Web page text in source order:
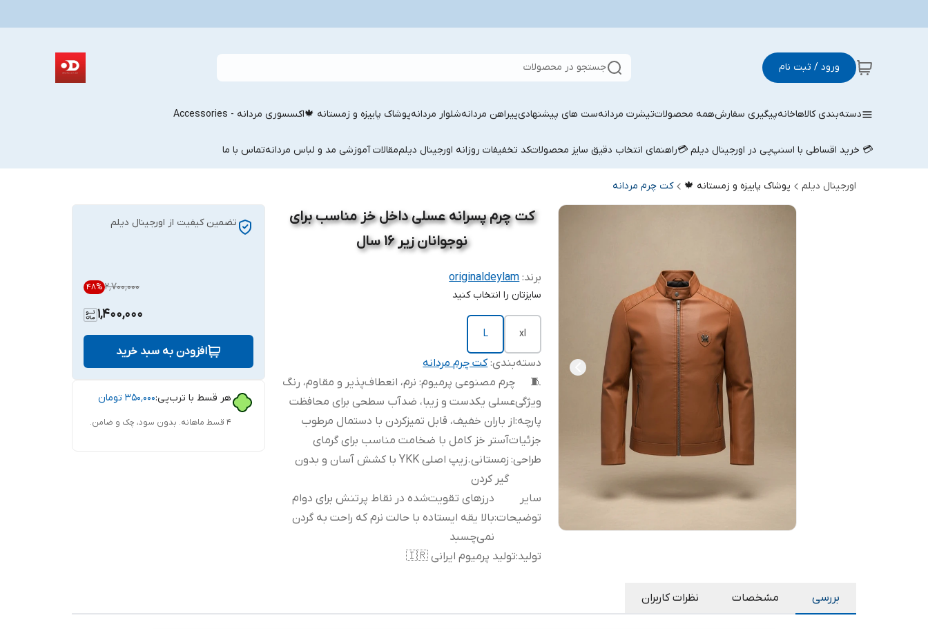
ورود / ثبت نام جستجو در محصولات
دسته‌بندی کالاهاخانهپیگیری سفارشهمه محصولاتتیشرت مردانهست های پیشنهادیپیراهن مردانهشلوار مردانهپوشاک پاییزه و زمستانه 🍁اکسسوری مردانه - Accessories
💳 خرید اقساطی با اسنپ‌پی در اورجینال دیلم 💳راهنمای انتخاب دقیق سایز محصولاتکد تخفیفات روزانه اورجینال دیلممقالات آموزشی مد و لباس مردانهتماس با ما
اورجینال دیلم پوشاک پاییزه و زمستانه 🍁 کت چرم مردانه
کت چرم پسرانه عسلی داخل خز مناسب برای
نوجوانان زیر 16 سال
برند: originaldeylam
سایزتان را انتخاب کنید
xl
L
دسته‌بندی:کت چرم مردانه
🧵
ویژگی
پارچه:
چرم مصنوعی پرمیوم: نرم، انعطاف‌پذیر و مقاوم، رنگ
عسلی یکدست و زیبا، ضدآب سطحی برای محافظت
از باران خفیف، قابل تمیزکردن با دستمال مرطوب
جزئیات
طراحی:
آستر خز کامل با ضخامت مناسب برای گرمای
زمستانی.زیپ اصلی YKK با کشش آسان و بدون
گیر کردن
سایر
توضیحات:
درزهای تقویت‌شده در نقاط پرتنش برای دوام
بالا یقه ایستاده با حالت نرم که راحت به گردن
نمی‌چسبد
تولید:تولید پرمیوم ایرانی 🇮🇷
تضمین کیفیت از اورجینال دیلم
۲٬۷۰۰٬۰۰۰ 48%
1,400,000
افزودن به سبد خرید
هر قسط با ترب‌پی:۳۵۰٬۰۰۰ تومان
۴ قسط ماهانه. بدون سود، چک و ضامن.
بررسی مشخصات نظرات کاربران